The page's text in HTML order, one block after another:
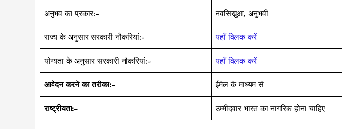
अनुभव का प्रकार:- नवसिखुआ, अनुभवी
राज्य के अनुसार सरकारी नौकरियां:- यहाँ क्लिक करें
योग्यता के अनुसार सरकारी नौकरियां:- यहाँ क्लिक करें
आवेदन करने का तरीका:– ईमेल के माध्यम से
राष्ट्रीयता:- उम्मीदवार भारत का नागरिक होना चाहिए